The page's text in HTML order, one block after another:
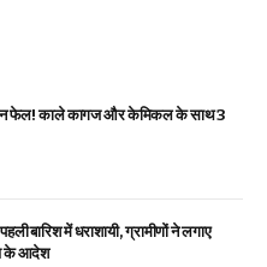
फेल! काले कागज और केमिकल के साथ 3
बारिश में धराशायी, ग्रामीणों ने लगाए
के आदेश